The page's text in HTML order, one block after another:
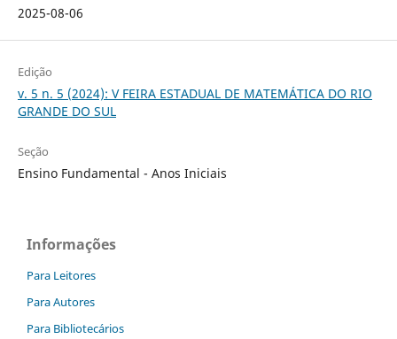
2025-08-06
Edição
v. 5 n. 5 (2024): V FEIRA ESTADUAL DE MATEMÁTICA DO RIO
GRANDE DO SUL
Seção
Ensino Fundamental - Anos Iniciais
Informações
Para Leitores
Para Autores
Para Bibliotecários